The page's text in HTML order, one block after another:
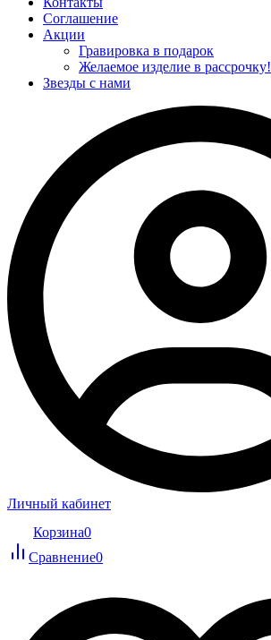
Соглашение
Акции
Гравировка в подарок
Желаемое изделие в рассрочку!
Звезды с нами
Личный кабинет
Корзина0
Сравнение0